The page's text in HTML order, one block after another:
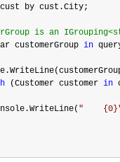
cust by cust.City;
is an
customerGroup in
(Customer customer in
Console.WriteLine(
"
    {0}